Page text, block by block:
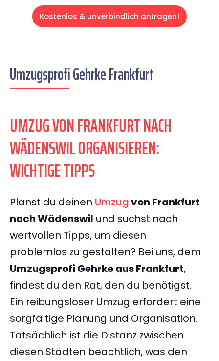
Kostenlos & unverbindlich anfragen!
Umzugsprofi Gehrke Frankfurt
UMZUG VON FRANKFURT NACH
WÄDENSWIL ORGANISIEREN:
WICHTIGE TIPPS
Planst du deinen Umzugvon Frankfurt
nach Wädenswil und suchst nach
wertvollen Tipps, um diesen
problemlos zu gestalten? Bei uns, dem
Umzugsprofi Gehrke aus Frankfurt,
findest du den Rat, den du benötigst.
Ein reibungsloser Umzug erfordert eine
sorgfältige Planung und Organisation.
Tatsächlich ist die Distanz zwischen
diesen Städten beachtlich, was den